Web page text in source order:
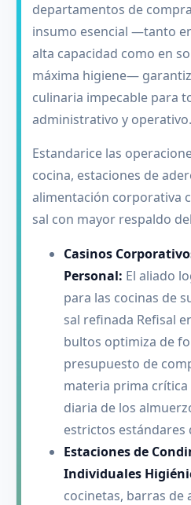
departamentos de
insumo esencial —tanto
alta capacidad como en
máxima higiene—
culinaria impecable para
administrativo y operativo.
Estandarice las
cocina, estaciones de
alimentación corporativa
sal con mayor respaldo
Casinos
Personal: El aliado
para las cocinas de
sal refinada Refisal
bultos optimiza de
presupuesto de
materia prima
diaria de los
estrictos estándares
Estaciones de
Individuales
cocinetas, barras de